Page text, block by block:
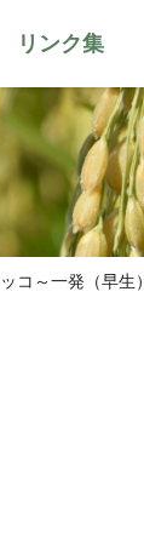
リンク集
コ～一発（早生）